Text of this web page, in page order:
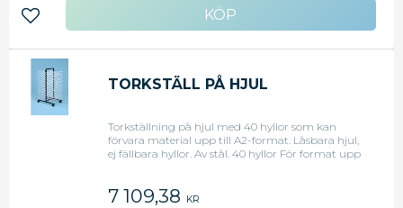
Lägg till i favoriter
TORKSTÄLL PÅ HJUL
Torkställning på hjul med 40 hyllor som kan
förvara material upp till A2-format. Låsbara hjul,
ej fällbara hyllor. Av stål. 40 hyllor För format upp
7 109,38 KR